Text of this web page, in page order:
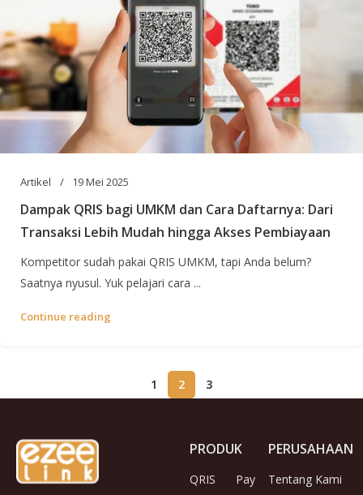
Artikel 19 Mei 2025
Dampak QRIS bagi UMKM dan Cara Daftarnya: Dari
Transaksi Lebih Mudah hingga Akses Pembiayaan
Kompetitor sudah pakai QRIS UMKM, tapi Anda belum?
Saatnya nyusul. Yuk pelajari cara ...
Continue reading
1 2 3
PRODUK
QRIS
Pay
PERUSAHAAN
Tentang Kami